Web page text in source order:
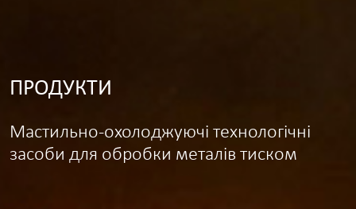
ПРОДУКТИ
Мастильно-охолоджуючі технологічні
засоби для обробки металів тиском